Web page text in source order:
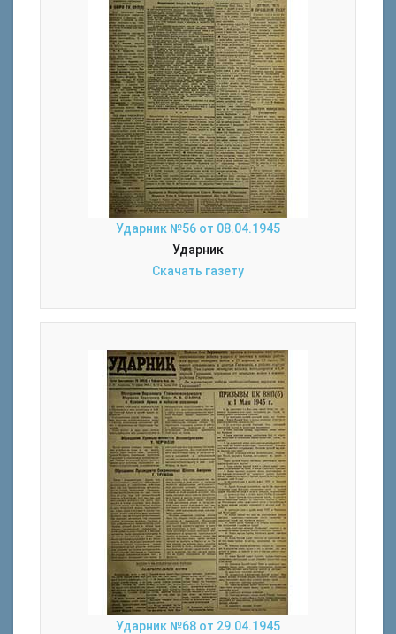
Ударник №56 от 08.04.1945
Ударник
Скачать газету
Ударник №68 от 29.04.1945